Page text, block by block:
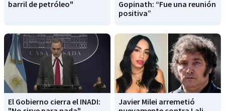
barril de petróleo"
Gopinath: “Fue una reunión
positiva”
El Gobierno cierra el INADI:
Javier Milei arremetió